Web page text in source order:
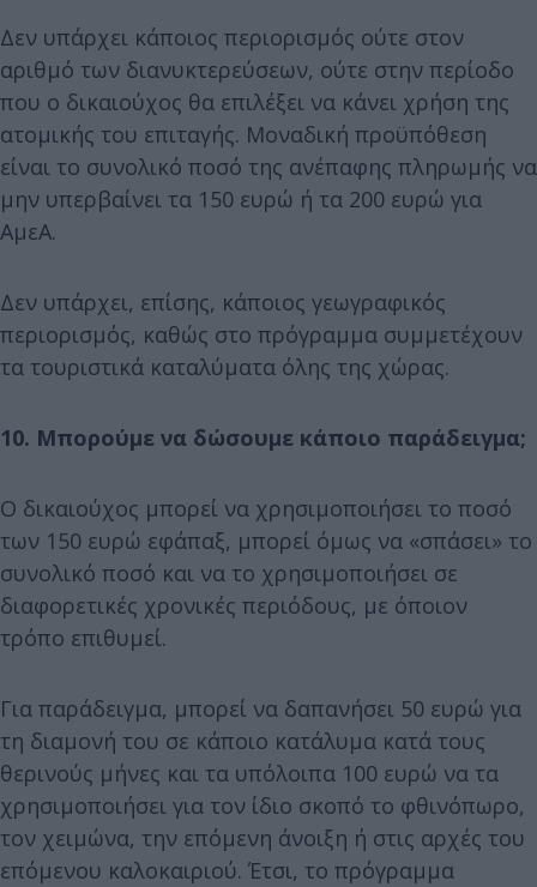
Δεν υπάρχει κάποιος περιορισμός ούτε στον
αριθμό των διανυκτερεύσεων, ούτε στην περίοδο
που ο δικαιούχος θα επιλέξει να κάνει χρήση της
ατομικής του επιταγής. Μοναδική προϋπόθεση
είναι το συνολικό ποσό της ανέπαφης πληρωμής να
μην υπερβαίνει τα 150 ευρώ ή τα 200 ευρώ για
ΑμεΑ.
Δεν υπάρχει, επίσης, κάποιος γεωγραφικός
περιορισμός, καθώς στο πρόγραμμα συμμετέχουν
τα τουριστικά καταλύματα όλης της χώρας.
10. Μπορούμε να δώσουμε κάποιο παράδειγμα;
Ο δικαιούχος μπορεί να χρησιμοποιήσει το ποσό
των 150 ευρώ εφάπαξ, μπορεί όμως να «σπάσει» το
συνολικό ποσό και να το χρησιμοποιήσει σε
διαφορετικές χρονικές περιόδους, με όποιον
τρόπο επιθυμεί.
Για παράδειγμα, μπορεί να δαπανήσει 50 ευρώ για
τη διαμονή του σε κάποιο κατάλυμα κατά τους
θερινούς μήνες και τα υπόλοιπα 100 ευρώ να τα
χρησιμοποιήσει για τον ίδιο σκοπό το φθινόπωρο,
τον χειμώνα, την επόμενη άνοιξη ή στις αρχές του
επόμενου καλοκαιριού. Έτσι, το πρόγραμμα